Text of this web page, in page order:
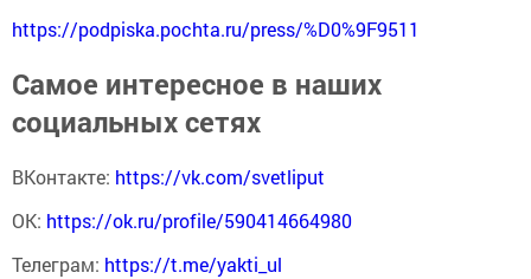
https://podpiska.pochta.ru/press/%D0%9F9511
Самое интересное в наших
социальных сетях
ВКонтакте: https://vk.com/svetliput
ОК: https://ok.ru/profile/590414664980
Телеграм: https://t.me/yakti_ul